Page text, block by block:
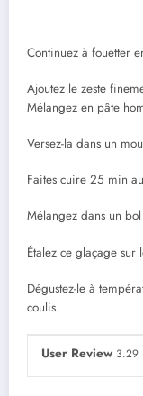
Continuez à fouetter
Ajoutez le zeste
Mélangez en pâte
Versez-la dans un
Faites cuire 25 min
Mélangez dans un
Étalez ce glaçage
Dégustez-le à
coulis.
User Review 3.29